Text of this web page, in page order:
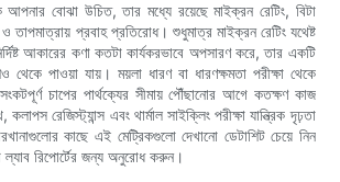
আপনার বোঝা উচিত, তার মধ্যে রয়েছে মাইক্রন রেটিং, বিটা
ও তাপমাত্রায় প্রবাহ প্রতিরোধ। শুধুমাত্র মাইক্রন রেটিং যথেষ্ট
আকারের কণা কতটা কার্যকরভাবে অপসারণ করে, তার একটি
থেকে পাওয়া যায়। ময়লা ধারণ বা ধারণক্ষমতা পরীক্ষা থেকে
চাপের পার্থক্যের সীমায় পৌঁছানোর আগে কতক্ষণ কাজ
কলাপস রেজিস্ট্যান্স এবং থার্মাল সাইক্লিং পরীক্ষা যান্ত্রিক দৃঢ়তা
কাছে এই মেট্রিকগুলো দেখানো ডেটাশিট চেয়ে নিন
রিপোর্টের জন্য অনুরোধ করুন।